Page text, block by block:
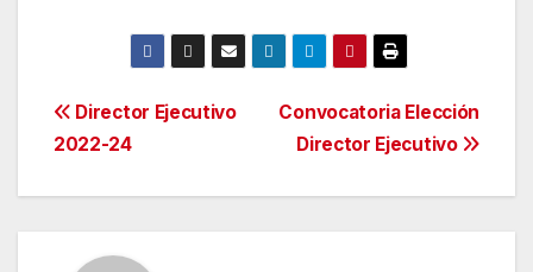
Navegación
Convocatoria Elección
Director Ejecutivo
Director Ejecutivo
2022-24